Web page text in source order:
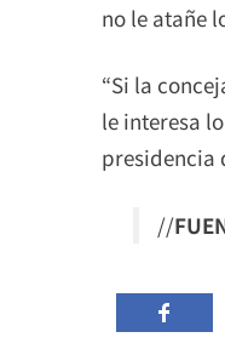
no le atañe
“Si la
le interesa
presidencia
//